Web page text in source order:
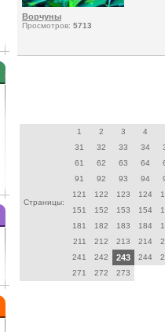
Ворчуны
Просмотров: 5713
Страницы:
1 2 3
4
31
32 33 34
61
62 63 64
91
92 93 94
121
122 123 124
151
152 153 154
181
182 183 184
211
212 213 214
241
242 243 244
271
272 273